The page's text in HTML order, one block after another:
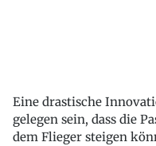
Eine drastische
gelegen sein, dass die
dem Flieger steigen